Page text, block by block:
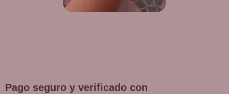
Pago seguro y verificado con